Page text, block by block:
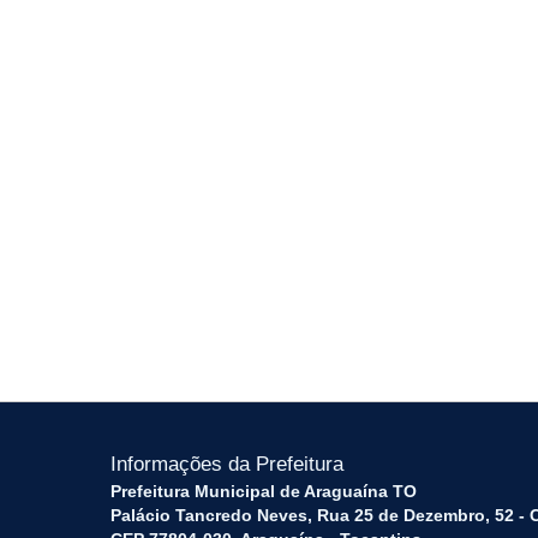
Informações da Prefeitura
Prefeitura Municipal de Araguaína TO
Palácio Tancredo Neves, Rua 25 de Dezembro, 52 -